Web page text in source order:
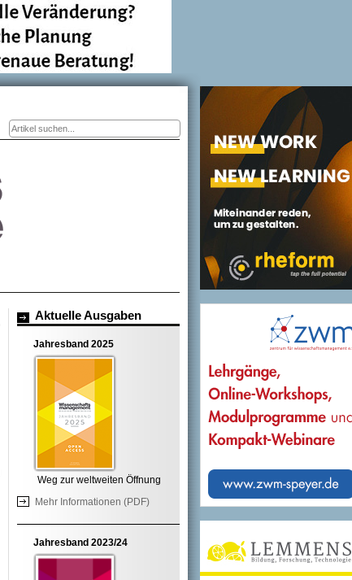
Suchformular
Aktuelle Ausgaben
Jahresband 2025
Weg zur weltweiten Öffnung
Mehr Informationen (PDF)
Jahresband 2023/24